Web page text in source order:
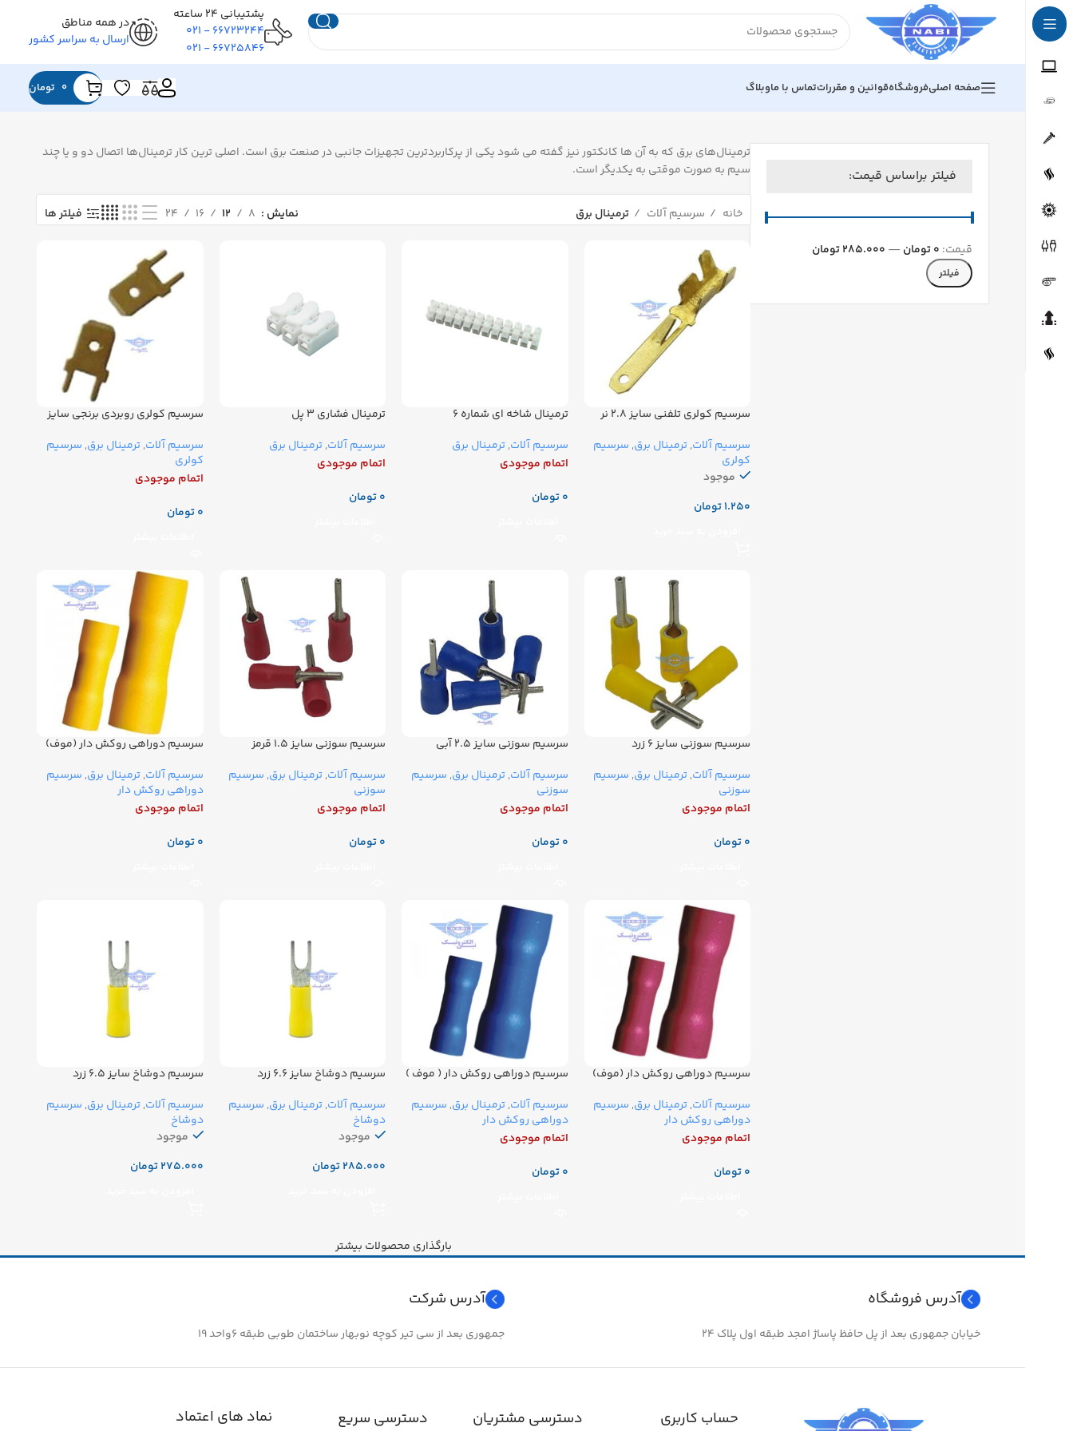
پشتیبانی ۲۴ ساعته
۶۶۷۲۳۲۴۴ - ۰۲۱
۶۶۷۲۵۸۴۶ - ۰۲۱
در همه مناطق
ارسال به سراسر کشور
صفحه اصلیفروشگاهقوانین و مقرراتتماس با ماوبلاگ 0 تومان
فیلتر براساس قیمت:
فیلتر
قیمت: 0 تومان — 285.000 تومان
ترمینال‌های برق که به آن ها کانکتور نیز گفته می شود یکی از پرکاربردترین تجهیزات جانبی در صنعت برق است. اصلی ترین کار ترمینال‌ها اتصال دو و یا چند
سیم به صورت موقتی به یکدیگر است.
خانه سرسیم آلات ترمینال برق نمایش ۸ ۱۲ ۱۶ ۲۴ فیلتر ها
سرسیم کولری تلفنی سایز ۲.۸ نر
سرسیم آلات,ترمینال برق, سرسیم
کولری
موجود
تومان
ترمینال شاخه ای شماره ۶
سرسیم آلات,ترمینال برق
اتمام موجودی
تومان
ترمینال فشاری ۳ پل
سرسیم آلات,ترمینال برق
اتمام موجودی
تومان
سرسیم کولری روبردی برنجی سایز
سرسیم آلات,ترمینال برق, سرسیم
کولری
اتمام موجودی
تومان
سرسیم سوزنی سایز ۶ زرد
سرسیم آلات,ترمینال برق, سرسیم
سوزنی
اتمام موجودی
تومان
سرسیم سوزنی سایز ۲.۵ آبی
سرسیم آلات,ترمینال برق, سرسیم
سوزنی
اتمام موجودی
تومان
سرسیم سوزنی سایز ۱.۵ قرمز
سرسیم آلات,ترمینال برق, سرسیم
سوزنی
اتمام موجودی
تومان
سرسیم دوراهی روکش دار (موف)
سرسیم آلات,ترمینال برق, سرسیم
دوراهی روکش دار
اتمام موجودی
تومان
سرسیم دوراهی روکش دار (موف)
سرسیم آلات,ترمینال برق, سرسیم
دوراهی روکش دار
اتمام موجودی
تومان
سرسیم دوراهی روکش دار ( موف )
سرسیم آلات,ترمینال برق, سرسیم
دوراهی روکش دار
اتمام موجودی
تومان
سرسیم دوشاخ سایز ۶.۶ زرد
سرسیم آلات,ترمینال برق, سرسیم
دوشاخ
موجود
تومان
سرسیم دوشاخ سایز ۶.۵ زرد
سرسیم آلات,ترمینال برق, سرسیم
دوشاخ
موجود
تومان
بارگذاری محصولات بیشتر
آدرس فروشگاه
خیابان جمهوری بعد از پل حافظ پاساژ امجد طبقه اول پلاک ۲۴
آدرس شرکت
جمهوری بعد از سی تیر کوچه نوبهار ساختمان طوبی طبقه ۶واحد ۱۹
حساب کاربری دسترسی مشتریان دسترسی سریع نماد های اعتماد